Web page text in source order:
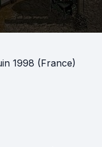
1998 (France)